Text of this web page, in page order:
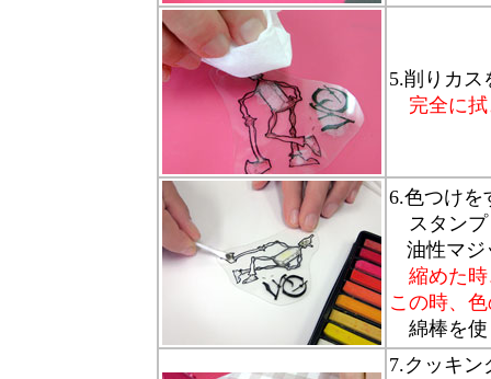
5.削りカス
完全に
6.色つけを
スタンプ
油性マジ
縮めた
この時、
綿棒を使
7.クッキン